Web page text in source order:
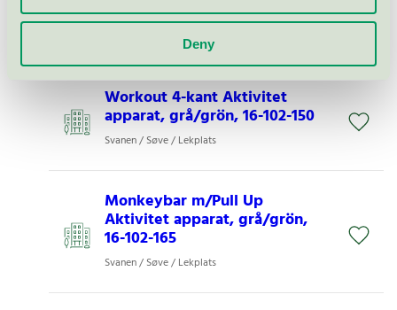
Deny
apparat, grå/grön, 16-102-140
Svanen / Søve / Lekplats
Workout 4-kant Aktivitet
apparat, grå/grön, 16-102-150
Svanen / Søve / Lekplats
Monkeybar m/Pull Up
Aktivitet apparat, grå/grön,
16-102-165
Svanen / Søve / Lekplats